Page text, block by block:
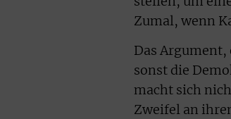
Zumal, wenn
Das
sonst die
macht sich
Zweifel an